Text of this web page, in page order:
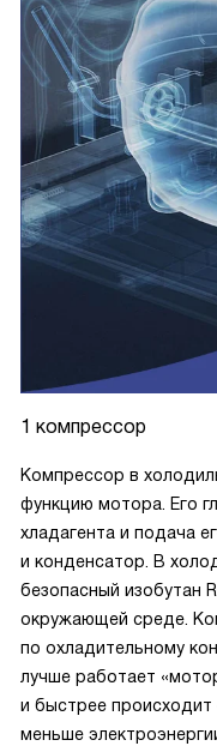
1 компрессор
Компрессор в
функцию мотора. Его
хладагента и подача
и конденсатор. В
безопасный изобутан
окружающей среде.
по охладительному
лучше работает
и быстрее происходит
меньше